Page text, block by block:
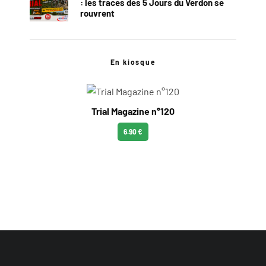
: les traces des 5 Jours du Verdon se
rouvrent
En kiosque
Trial Magazine n°120
6.90 €